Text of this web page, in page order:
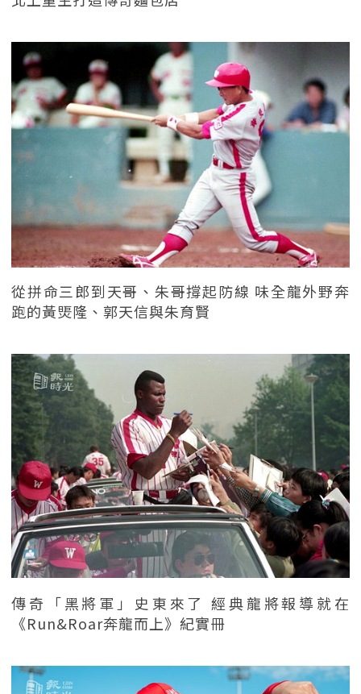
從拼命三郎到天哥、朱哥撐起防線 味全龍外野奔
跑的黃煚隆、郭天信與朱育賢
傳奇「黑將軍」史東來了 經典龍將報導就在
《Run&Roar奔龍而上》紀實冊